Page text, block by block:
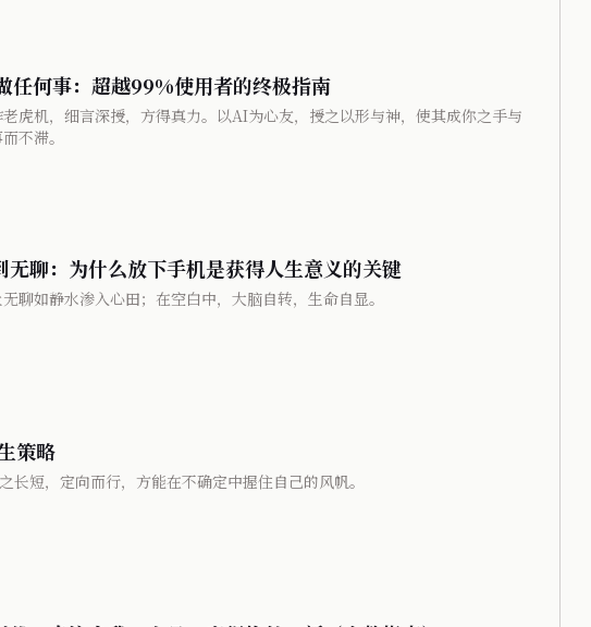
任何事：超越99%使用者的终极指南
虎机，细言深授，方得真力。以AI为心友，授之以形与神，使其成你之手与
不滞。
无聊：为什么放下手机是获得人生意义的关键
聊如静水渗入心田；在空白中，大脑自转，生命自显。
策略
长短，定向而行，方能在不确定中握住自己的风帆。